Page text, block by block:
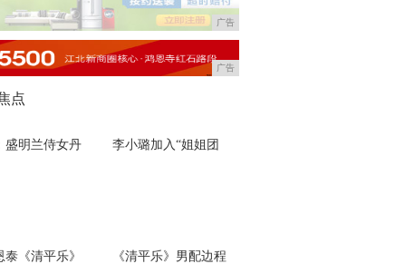
广告
广告
点
盛明兰侍女丹 李小璐加入“姐姐团
泰《清平乐》 《清平乐》男配边程